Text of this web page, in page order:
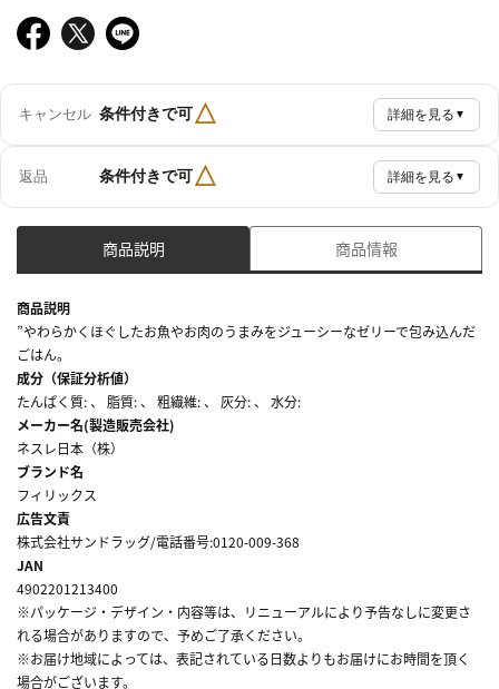
キャンセル 条件付きで可△ 詳細を見る ▼
返品 条件付きで可△ 詳細を見る ▼
商品説明 商品情報
商品説明
”やわらかくほぐしたお魚やお肉のうまみをジューシーなゼリーで包み込んだ
ごはん。
成分（保証分析値）
たんぱく質: 、 脂質: 、 粗繊維: 、 灰分: 、 水分:
メーカー名(製造販売会社)
ネスレ日本（株）
ブランド名
フィリックス
広告文責
株式会社サンドラッグ/電話番号:0120-009-368
JAN
4902201213400
※パッケージ・デザイン・内容等は、リニューアルにより予告なしに変更さ
れる場合がありますので、予めご了承ください。
※お届け地域によっては、表記されている日数よりもお届けにお時間を頂く
場合がございます。